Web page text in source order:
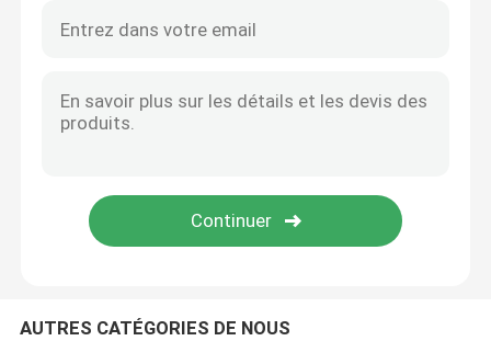
Robots de soudure industriels
AUTRES CATÉGORIES DE NOUS